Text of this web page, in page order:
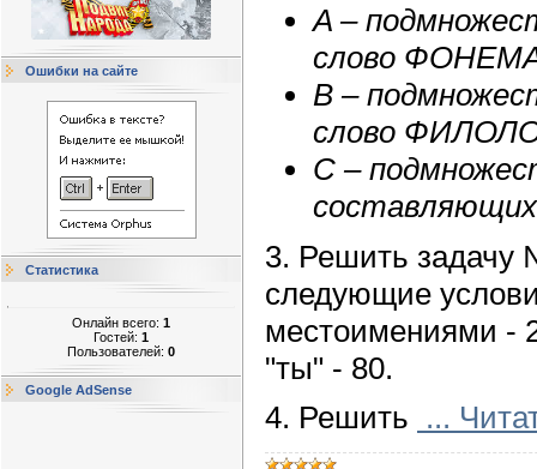
Ошибки на сайте
Статистика
Онлайн всего: 1
Гостей: 1
Пользователей: 0
Google AdSense
A –
слово
B –
слово
C –
3. Решить задачу
следующие
местоимениями -
"ты" - 80.
4. Решить ...